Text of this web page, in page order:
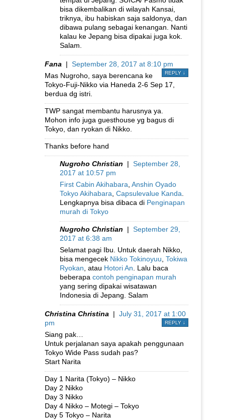
bisa dikembalikan di wilayah Kansai,
triknya, ibu habiskan saja saldonya, dan
dibawa pulang sebagai kenangan. Nanti
kalau ke Jepang bisa dipakai juga kok.
Salam.
Fana | September 28, 2017 at 8:10 pm
REPLY ↓
Mas Nugroho, saya berencana ke
Tokyo-Fuji-Nikko via Haneda 2-6 Sep 17,
berdua dg istri.
TWP sangat membantu harusnya ya.
Mohon info juga guesthouse yg bagus di
Tokyo, dan ryokan di Nikko.
Thanks before hand
Nugroho Christian | September 28,
2017 at 10:57 pm
First Cabin Akihabara, Anshin Oyado
Tokyo Akihabara, Capsulevalue Kanda.
Lengkapnya bisa dibaca di Penginapan
murah di Tokyo
Nugroho Christian | September 29,
2017 at 6:38 am
Selamat pagi Ibu. Untuk daerah Nikko,
bisa mengecek Nikko Tokinoyuu, Tokiwa
Ryokan, atau Hotori An. Lalu baca
beberapa contoh penginapan murah
yang sering dipakai wisatawan
Indonesia di Jepang. Salam
Christina Christina | July 31, 2017 at 1:00
pm
REPLY ↓
Siang pak…
Untuk perjalanan saya apakah penggunaan
Tokyo Wide Pass sudah pas?
Start Narita
Day 1 Narita (Tokyo) – Nikko
Day 2 Nikko
Day 3 Nikko
Day 4 Nikko – Motegi – Tokyo
Day 5 Tokyo – Narita